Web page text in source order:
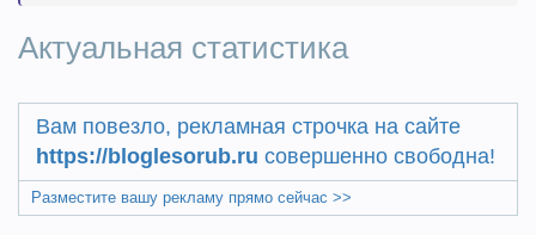
Актуальная статистика
Вам повезло, рекламная строчка на сайте
https://bloglesorub.ru совершенно свободна!
Разместите вашу рекламу прямо сейчас >>